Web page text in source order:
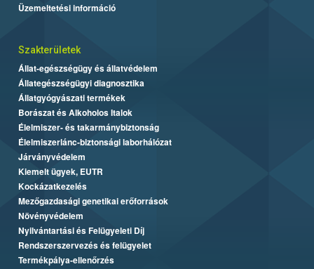
Üzemeltetési információ
Szakterületek
Állat-egészségügy és állatvédelem
Állategészségügyi diagnosztika
Állatgyógyászati termékek
Borászat és Alkoholos Italok
Élelmiszer- és takarmánybiztonság
Élelmiszerlánc-biztonsági laborhálózat
Járványvédelem
Kiemelt ügyek, EUTR
Kockázatkezelés
Mezőgazdasági genetikai erőforrások
Növényvédelem
Nyilvántartási és Felügyeleti Díj
Rendszerszervezés és felügyelet
Termékpálya-ellenőrzés